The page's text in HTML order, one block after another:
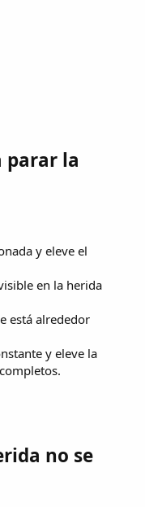
parar la
y eleve el
en la herida
está alrededor
y eleve la
no se